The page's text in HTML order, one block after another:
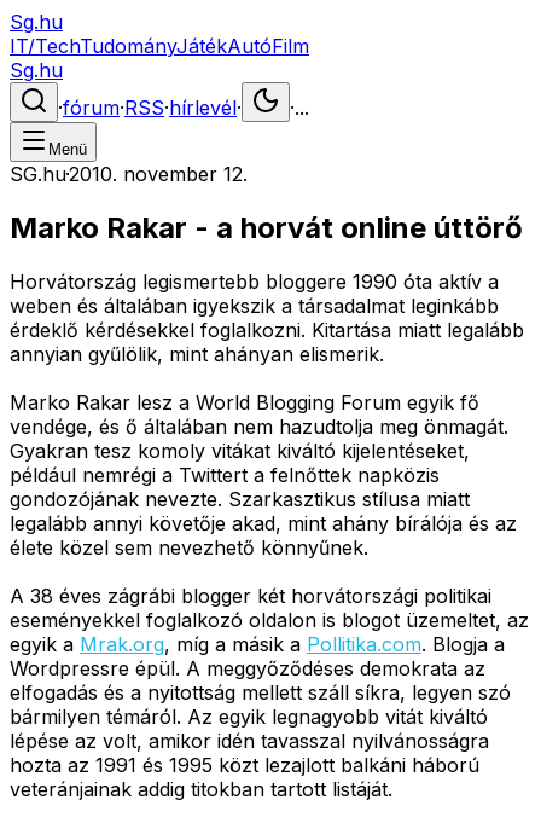
Sg.hu
IT/TechTudományJátékAutóFilm
Sg.hu
·fórum·RSS·hírlevél· ·...
Menü
SG.hu·2010. november 12.
Marko Rakar - a horvát online úttörő
Horvátország legismertebb bloggere 1990 óta aktív a
weben és általában igyekszik a társadalmat leginkább
érdeklő kérdésekkel foglalkozni. Kitartása miatt legalább
annyian gyűlölik, mint ahányan elismerik.
Marko Rakar lesz a World Blogging Forum egyik fő
vendége, és ő általában nem hazudtolja meg önmagát.
Gyakran tesz komoly vitákat kiváltó kijelentéseket,
például nemrégi a Twittert a felnőttek napközis
gondozójának nevezte. Szarkasztikus stílusa miatt
legalább annyi követője akad, mint ahány bírálója és az
élete közel sem nevezhető könnyűnek.
A 38 éves zágrábi blogger két horvátországi politikai
eseményekkel foglalkozó oldalon is blogot üzemeltet, az
egyik a Mrak.org, míg a másik a Pollitika.com. Blogja a
Wordpressre épül. A meggyőződéses demokrata az
elfogadás és a nyitottság mellett száll síkra, legyen szó
bármilyen témáról. Az egyik legnagyobb vitát kiváltó
lépése az volt, amikor idén tavasszal nyilvánosságra
hozta az 1991 és 1995 közt lezajlott balkáni háború
veteránjainak addig titokban tartott listáját.